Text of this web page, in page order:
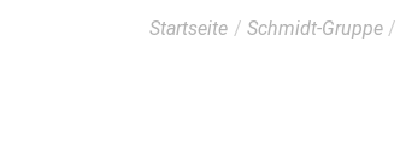
Startseite / Schmidt-Gruppe /